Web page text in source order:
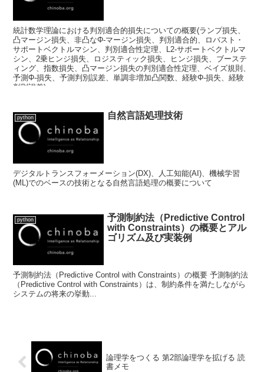
統計数学理論における判別適合的損失についての概要(ランプ損失、
凸マージン損失、非凸なΦ-マージン損失、判別適合的、ロバスト・
サポートベクトルマシン、判別適合性定理、L2-サポートベクトルマ
シン、2乗ヒンジ損失、ロジスティック損失、ヒンジ損失、ブーステ
ィング、指数損失、凸マージン損失の判別適合性定理、ベイズ規則、
予測Φ-損失、予測判別誤差、単調非増加凸関数、経験Φ-損失、経験
判別誤差)
python 自然言語処理技術
デジタルトランスフォーメーション(DX)、人工知能(AI)、機械学習
(ML)でのベースの技術となる自然言語処理の概要について
python
予測制約法（Predictive Control
with Constraints）の概要とアル
ゴリズム及び実装例
予測制約法（Predictive Control with Constraints）の概要 予測制約法
（Predictive Control with Constraints）は、制約条件を満たしながら
システムの将来の挙動...
論理学をつくる 第2部論理学を拡げる 読
書メモ